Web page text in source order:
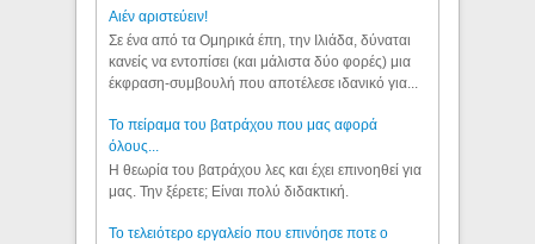
Aιέν αριστεύειν!
Σε ένα από τα Ομηρικά έπη, την Ιλιάδα, δύναται
κανείς να εντοπίσει (και μάλιστα δύο φορές) μια
έκφραση-συμβουλή που αποτέλεσε ιδανικό για...
Το πείραμα του βατράχου που μας αφορά
όλους...
Η θεωρία του βατράχου λες και έχει επινοηθεί για
μας. Την ξέρετε; Είναι πολύ διδακτική.
Το τελειότερο εργαλείο που επινόησε ποτε ο